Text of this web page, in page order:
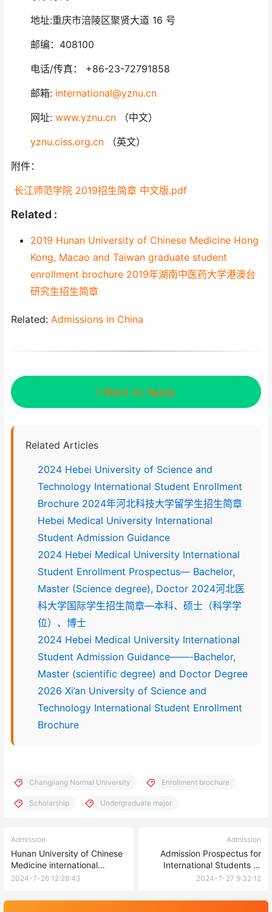
地址:重庆市涪陵区聚贤大道 16 号
邮编：408100
电话/传真： +86-23-72791858
邮箱: international@yznu.cn
网址: www.yznu.cn （中文）
yznu.ciss.org.cn （英文）
附件：
长江师范学院 2019招生简章 中文版.pdf
Related :
2019 Hunan University of Chinese Medicine Hong
Kong, Macao and Taiwan graduate student
enrollment brochure 2019年湖南中医药大学港澳台
研究生招生简章
Related: Admissions in China
I Want to Apply
Related Articles
2024 Hebei University of Science and
Technology International Student Enrollment
Brochure 2024年河北科技大学留学生招生简章
Hebei Medical University International
Student Admission Guidance
2024 Hebei Medical University International
Student Enrollment Prospectus— Bachelor,
Master (Science degree), Doctor 2024河北医
科大学国际学生招生简章—本科、硕士（科学学
位）、博士
2024 Hebei Medical University International
Student Admission Guidance——-Bachelor,
Master (scientific degree) and Doctor Degree
2026 Xi’an University of Science and
Technology International Student Enrollment
Brochure
Changjiang Normal University Enrollment brochure
Scholarship Undergraduate major
Admission
Hunan University of Chinese
Medicine international
student enrollment brochure
简章
2024-7-26 12:28:43
Admission
Admission Prospectus for
International Students of
XUPT
2024-7-27 9:32:12